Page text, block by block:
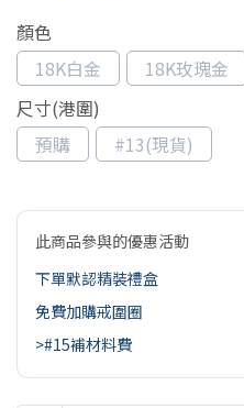
顏色
18K白金
18K玫瑰金
尺寸(港圍)
預購
#13(現貨)
此商品參與的優惠活動
下單默認精裝禮盒
免費加購戒圍圈
>#15補材料費